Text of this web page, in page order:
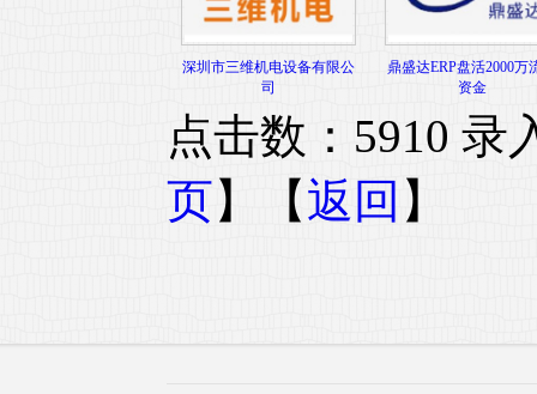
深圳市三维机电设备有限公
司
鼎盛达ERP盘活2000万
资金
点击数：5910 录
页】【返回 】